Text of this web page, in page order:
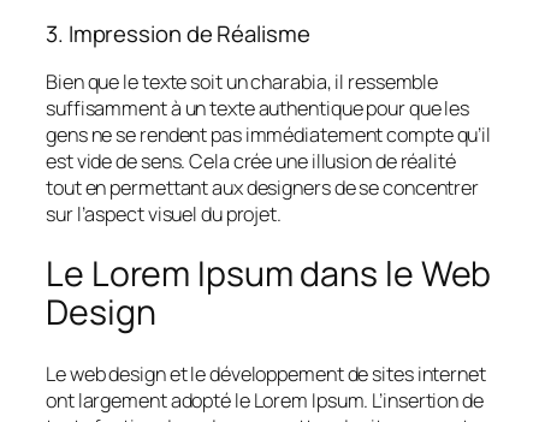
3. Impression de Réalisme
Bien que le texte soit un charabia, il ressemble
suffisamment à un texte authentique pour que les
gens ne se rendent pas immédiatement compte qu’il
est vide de sens. Cela crée une illusion de réalité
tout en permettant aux designers de se concentrer
sur l’aspect visuel du projet.
Le Lorem Ipsum dans le Web
Design
Le web design et le développement de sites internet
ont largement adopté le Lorem Ipsum. L’insertion de